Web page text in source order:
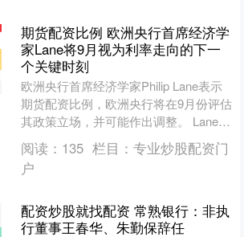
期货配资比例 欧洲央行首席经济学
家Lane将9月视为利率走向的下一
个关键时刻
欧洲央行首席经济学家Philip Lane表示
期货配资比例，欧洲央行将在9月份评估
其政策立场，并可能作出调整。 Lane在
爱尔兰多尼戈尔参加一个小组讨论时表
示，....
阅读： 135 栏目： 专业炒股配资门
户
配资炒股就找配资 常熟银行：非执
行董事王春华、朱勤保辞任